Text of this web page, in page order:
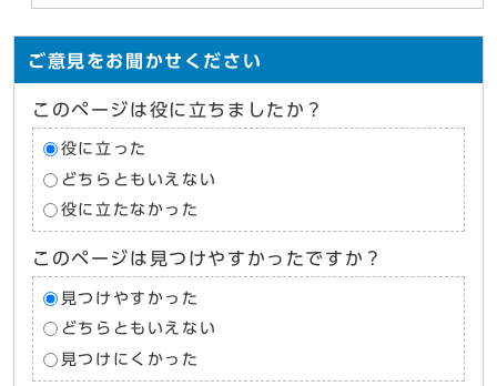
ご意見をお聞かせください
このページは役に立ちましたか？
役に立った
どちらともいえない
役に立たなかった
このページは見つけやすかったですか？
見つけやすかった
どちらともいえない
見つけにくかった